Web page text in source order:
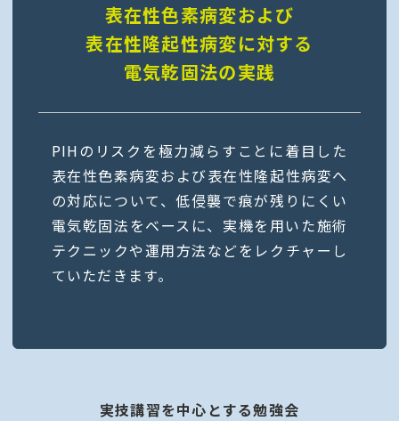
表在性色素病変および
表在性隆起性病変に対する
電気乾固法の実践
PIHのリスクを極力減らすことに着目した
表在性色素病変および表在性隆起性病変へ
の対応について、低侵襲で痕が残りにくい
電気乾固法をベースに、実機を用いた施術
テクニックや運用方法などをレクチャーし
ていただきます。
実技講習を中心とする勉強会